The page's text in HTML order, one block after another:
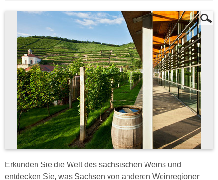
Erkunden Sie die Welt des sächsischen Weins und
entdecken Sie, was Sachsen von anderen Weinregionen